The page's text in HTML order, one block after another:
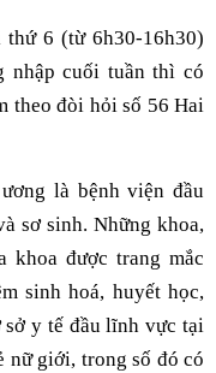
6 (từ 6h30-16h30)
nhập cuối tuần thì có
theo đòi hỏi số 56 Hai
là bệnh viện đầu
sơ sinh. Những khoa,
khoa được trang mắc
sinh hoá, huyết học,
y tế đầu lĩnh vực tại
nữ giới, trong số đó có